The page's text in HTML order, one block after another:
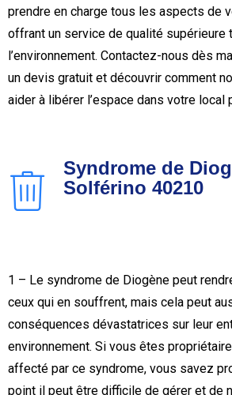
prendre en charge tous les aspects de
offrant un service de qualité supérieure
l’environnement. Contactez-nous dès
un devis gratuit et découvrir comment
aider à libérer l’espace dans votre local
Syndrome de
Solférino 40210
1 – Le syndrome de Diogène peut
ceux qui en souffrent, mais cela peut
conséquences dévastatrices sur leur
environnement. Si vous êtes
affecté par ce syndrome, vous savez
point il peut être difficile de gérer et de